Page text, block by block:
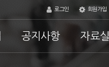
로그인 회원가입
공지사항 자료실